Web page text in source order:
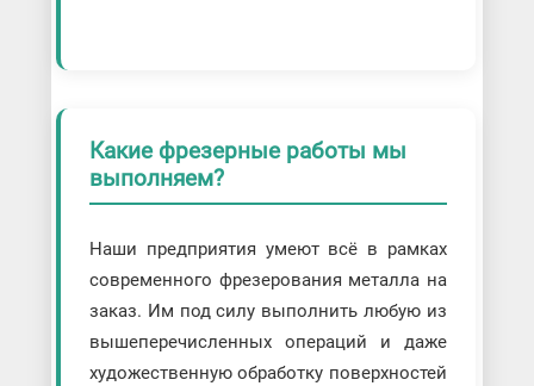
Какие фрезерные работы мы
выполняем?
Наши предприятия умеют всё в рамках
современного фрезерования металла на
заказ. Им под силу выполнить любую из
вышеперечисленных операций и даже
художественную обработку поверхностей